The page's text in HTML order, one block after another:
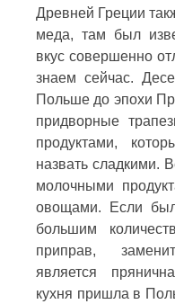
Древней Греции
меда, там был
вкус совершенно
знаем сейчас.
Польше до эпохи
придворные
продуктами,
назвать сладкими.
молочными
овощами. Если
большим
приправ,
является
кухня пришла в